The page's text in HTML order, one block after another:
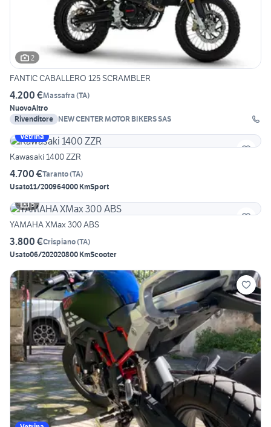
2
FANTIC CABALLERO 125 SCRAMBLER
4.200 €Massafra (TA)
NuovoAltro
Rivenditore NEW CENTER MOTOR BIKERS SAS
Vetrina
Kawasaki 1400 ZZR
4.700 €Taranto(TA)
Usato11/200964000 KmSport
5
YAMAHA XMax 300 ABS
3.800 €Crispiano(TA)
Usato06/202020800 KmScooter